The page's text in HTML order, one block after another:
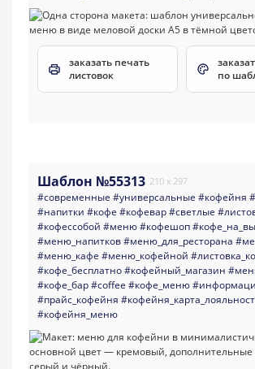
заказать печать
листовок
по
Шаблон №55313 210 x 297
#современные #универсальные #кофейня
#напитки #кофе #кофевар#светлые
#кофессобой #меню#кофешоп
#меню_напитков#меню_для_ресторана
#меню_кафе #меню_кофейной
#кофе_бесплатно#кофейный_магазин
#кофе_бар#coffee #кофе_меню
#прайс_кофейня
#кофейня_меню